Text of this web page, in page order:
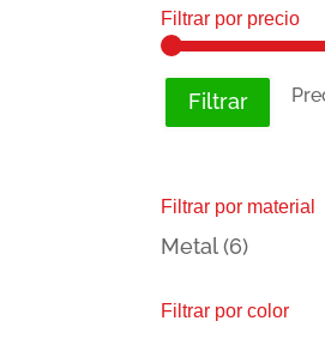
Filtrar por precio
Filtrar
Filtrar por material
Metal (6)
Filtrar por color